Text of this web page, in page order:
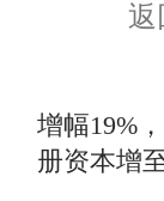
返
增幅19%
册资本增